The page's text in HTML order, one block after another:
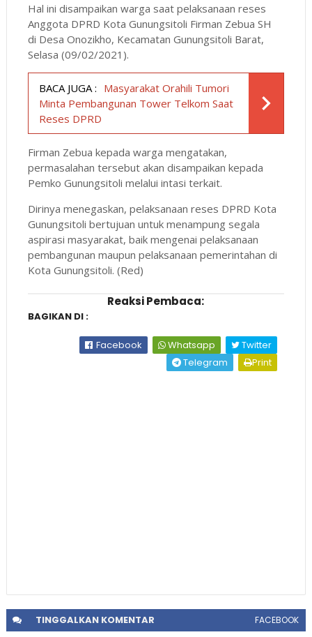
Hal ini disampaikan warga saat pelaksanaan reses
Anggota DPRD Kota Gunungsitoli Firman Zebua SH
di Desa Onozikho, Kecamatan Gunungsitoli Barat,
Selasa (09/02/2021).
BACA JUGA : Masyarakat Orahili Tumori
Minta Pembangunan Tower Telkom Saat
Reses DPRD
Firman Zebua kepada warga mengatakan,
permasalahan tersebut akan disampaikan kepada
Pemko Gunungsitoli melalui intasi terkait.
Dirinya menegaskan, pelaksanaan reses DPRD Kota
Gunungsitoli bertujuan untuk menampung segala
aspirasi masyarakat, baik mengenai pelaksanaan
pembangunan maupun pelaksanaan pemerintahan di
Kota Gunungsitoli. (Red)
Reaksi Pembaca:
BAGIKAN DI :
Facebook Whatsapp
Twitter
Telegram
Print
TINGGALKANKOMENTAR FACEBOOK